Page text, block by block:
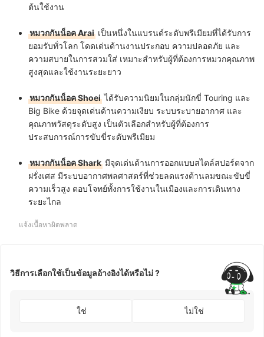
ต้นใช้งาน
หมวกกันน็อค Arai เป็นหนึ่งในแบรนด์ระดับพรีเมียมที่ได้รับการ
ยอมรับทั่วโลก โดดเด่นด้านงานประกอบ ความปลอดภัย และ
ความสบายในการสวมใส่ เหมาะสำหรับผู้ที่ต้องการหมวกคุณภาพ
สูงสุดและใช้งานระยะยาว
หมวกกันน็อค Shoei ได้รับความนิยมในกลุ่มนักขี่ Touring และ
Big Bike ด้วยจุดเด่นด้านความเงียบ ระบบระบายอากาศ และ
คุณภาพวัสดุระดับสูง เป็นตัวเลือกสำหรับผู้ที่ต้องการ
ประสบการณ์การขับขี่ระดับพรีเมียม
หมวกกันน็อค Shark มีจุดเด่นด้านการออกแบบสไตล์สปอร์ตจาก
ฝรั่งเศส มีระบบอากาศพลศาสตร์ที่ช่วยลดแรงต้านลมขณะขับขี่
ความเร็วสูง ตอบโจทย์ทั้งการใช้งานในเมืองและการเดินทาง
ระยะไกล
แจ้งเนื้อหาผิดพลาด
วิธีการเลือกใช้เป็นข้อมูลอ้างอิงได้หรือไม่ ?
ใช่ ไม่ใช่